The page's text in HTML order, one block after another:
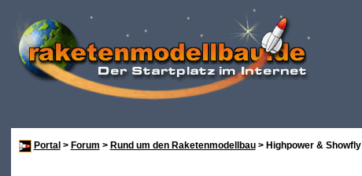
Portal > Forum > Rund um den Raketenmodellbau> Highpower & Showfly